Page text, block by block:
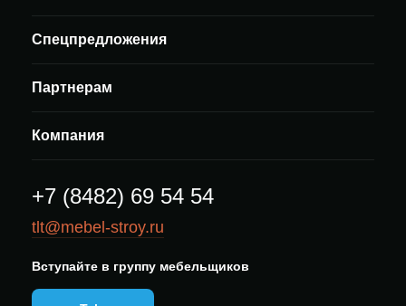
Спецпредложения
Партнерам
Компания
+7 (8482) 69 54 54
tlt@mebel-stroy.ru
Вступайте в группу мебельщиков